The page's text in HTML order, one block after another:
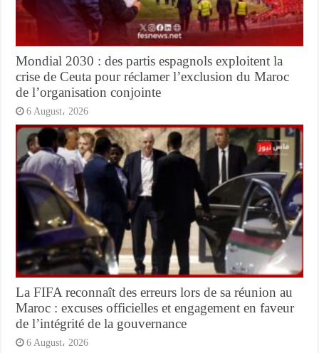
Mondial 2030 : des partis espagnols exploitent la
crise de Ceuta pour réclamer l’exclusion du Maroc
de l’organisation conjointe
6 August، 2026
La FIFA reconnaît des erreurs lors de sa réunion au
Maroc : excuses officielles et engagement en faveur
de l’intégrité de la gouvernance
6 August، 2026